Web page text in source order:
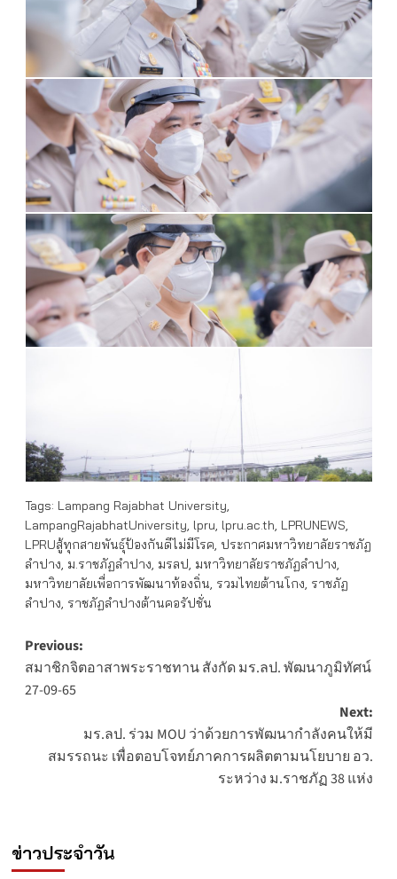
Tags: Lampang Rajabhat University,
LampangRajabhatUniversity, lpru, lpru.ac.th, LPRUNEWS,
LPRUสู้ทุกสายพันธุ์ป้องกันดีไม่มีโรค, ประกาศมหาวิทยาลัยราชภัฏ
ลำปาง, ม.ราชภัฏลำปาง, มรลป, มหาวิทยาลัยราชภัฏลำปาง,
มหาวิทยาลัยเพื่อการพัฒนาท้องถิ่น, รวมไทยต้านโกง, ราชภัฏ
ลำปาง, ราชภัฏลำปางต้านคอรัปชั่น
Post
navigation
Previous:
สมาชิกจิตอาสาพระราชทาน สังกัด มร.ลป. พัฒนาภูมิทัศน์
27-09-65
Next:
มร.ลป. ร่วม MOU ว่าด้วยการพัฒนากำลังคนให้มี
สมรรถนะ เพื่อตอบโจทย์ภาคการผลิตตามนโยบาย อว.
ระหว่าง ม.ราชภัฏ 38 แห่ง
ข่าวประจำวัน